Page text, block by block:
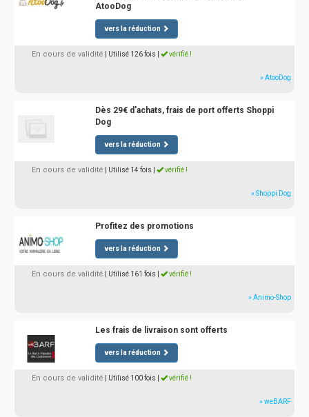
AtooDog
vers la réduction
En cours de validité | Utilisé 126 fois vérifié !
» AtooDog
Dès 29€ d'achats, frais de port offerts Shoppi
Dog
vers la réduction
En cours de validité | Utilisé 14 fois vérifié !
» Shoppi Dog
Profitez des promotions
vers la réduction
En cours de validité | Utilisé 161 fois vérifié !
» Animo-Shop
Les frais de livraison sont offerts
vers la réduction
En cours de validité | Utilisé 100 fois vérifié !
» weBARF